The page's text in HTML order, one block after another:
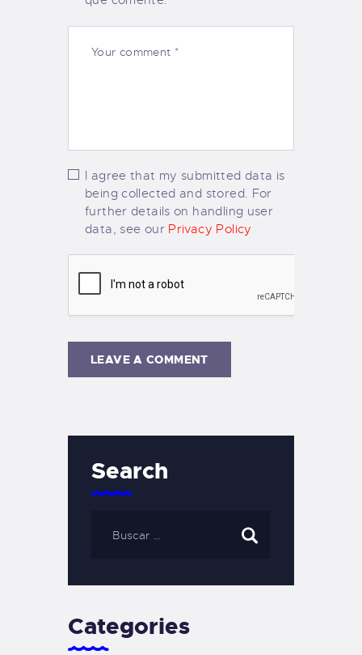
I agree that my submitted data is
being collected and stored. For
further details on handling user
data, see our Privacy Policy
Search
Categories